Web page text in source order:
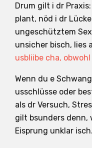
Drum gilt i dr
plant, nöd i dr
ungeschütztem
unsicher bisch, lies
usbliibe cha,
Wenn du e
usschlüsse oder
als dr Versuch,
gilt bsunders denn,
Eisprung unklar isch.